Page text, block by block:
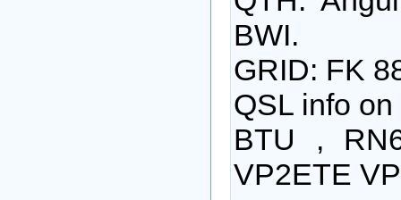
BWI.
GRID: FK
QSL info
BTU ,
VP2ETE